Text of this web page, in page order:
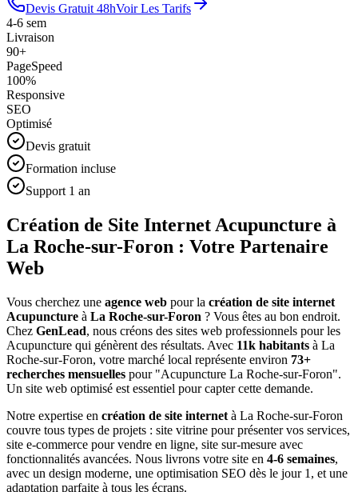
Devis Gratuit 48hVoir Les Tarifs
4-6 sem
Livraison
90+
PageSpeed
100%
Responsive
SEO
Optimisé
Devis gratuit
Formation incluse
Support 1 an
Création de Site Internet Acupuncture à
La Roche-sur-Foron : Votre Partenaire
Web
Vous cherchez une agence web pour la création de site internet
Acupuncture à La Roche-sur-Foron ? Vous êtes au bon endroit.
Chez GenLead, nous créons des sites web professionnels pour les
Acupuncture qui génèrent des résultats. Avec 11k habitants à La
Roche-sur-Foron, votre marché local représente environ 73+
recherches mensuelles pour "Acupuncture La Roche-sur-Foron".
Un site web optimisé est essentiel pour capter cette demande.
Notre expertise en création de site internet à La Roche-sur-Foron
couvre tous types de projets : site vitrine pour présenter vos services,
site e-commerce pour vendre en ligne, site sur-mesure avec
fonctionnalités avancées. Nous livrons votre site en 4-6 semaines,
avec un design moderne, une optimisation SEO dès le jour 1, et une
adaptation parfaite à tous les écrans.